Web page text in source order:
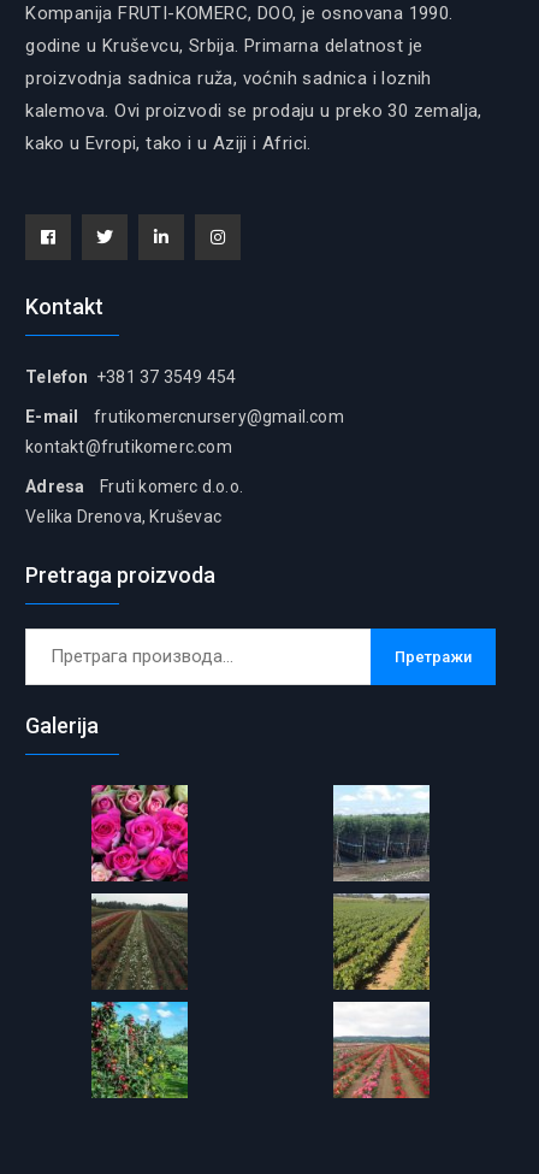
Kompanija FRUTI-KOMERC, DOO, je osnovana 1990.
godine u Kruševcu, Srbija. Primarna delatnost je
proizvodnja sadnica ruža, voćnih sadnica i loznih
kalemova. Ovi proizvodi se prodaju u preko 30 zemalja,
kako u Evropi, tako i u Aziji i Africi.
Kontakt
Telefon +381 37 3549 454
E-mail
frutikomercnursery@gmail.com
kontakt@frutikomerc.com
Adresa Fruti komerc d.o.o.
Velika Drenova, Kruševac
Pretraga proizvoda
Претрага
Претражи
Galerija